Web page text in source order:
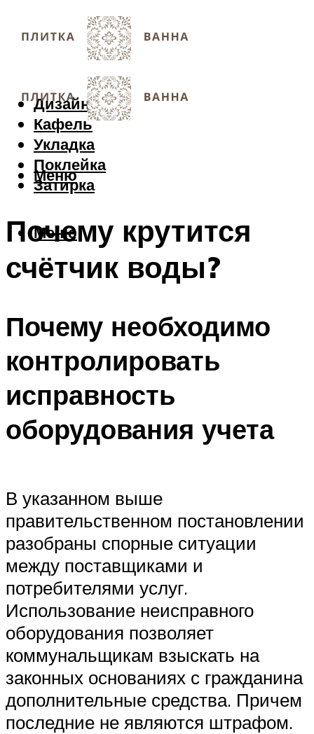
Дизайн
Кафель
Укладка
Поклейка
Затирка
Меню
Меню
Почему крутится
счётчик воды?
Почему необходимо
контролировать
исправность
оборудования учета
В указанном выше
правительственном постановлении
разобраны спорные ситуации
между поставщиками и
потребителями услуг.
Использование неисправного
оборудования позволяет
коммунальщикам взыскать на
законных основаниях с гражданина
дополнительные средства. Причем
последние не являются штрафом.